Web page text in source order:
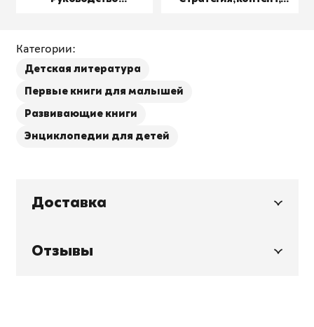
Категории:
Детская литература
Первые книги для малышей
Развивающие книги
Энциклопедии для детей
Доставка
Отзывы